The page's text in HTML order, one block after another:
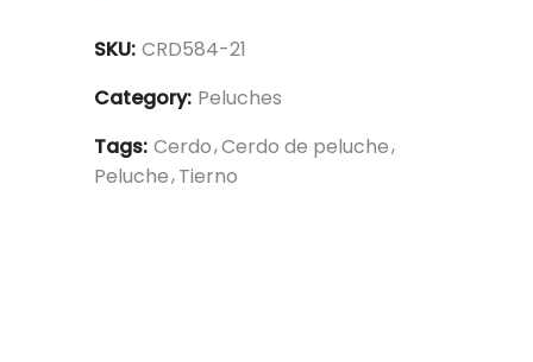
SKU: CRD584-21
Category: Peluches
Tags: Cerdo Cerdo de peluche
Peluche Tierno